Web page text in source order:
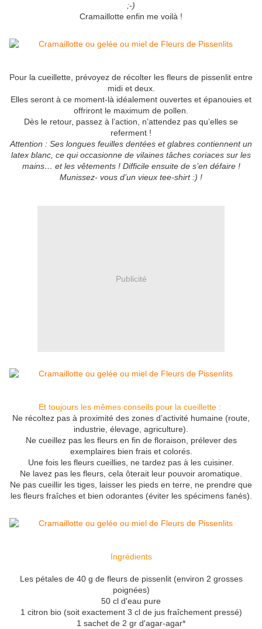
;-)
Cramaillotte enfin me voilà !
Pour la cueillette, prévoyez de récolter les fleurs de pissenlit entre
midi et deux.
Elles seront à ce moment-là idéalement ouvertes et épanouies et
offriront le maximum de pollen.
Dès le retour, passez à l’action, n’attendez pas qu’elles se
referment !
Attention : Ses longues feuilles dentées et glabres contiennent un
latex blanc, ce qui occasionne de vilaines tâches coriaces sur les
mains… et les vêtements ! Difficile ensuite de s’en défaire !
Munissez- vous d’un vieux tee-shirt :) !
Publicité
Et toujours les mêmes conseils pour la cueillette :
Ne récoltez pas à proximité des zones d’activité humaine (route,
industrie, élevage, agriculture).
Ne cueillez pas les fleurs en fin de floraison, prélever des
exemplaires bien frais et colorés.
Une fois les fleurs cueillies, ne tardez pas à les cuisiner.
Ne lavez pas les fleurs, cela ôterait leur pouvoir aromatique.
Ne pas cueillir les tiges, laisser les pieds en terre, ne prendre que
les fleurs fraîches et bien odorantes (éviter les spécimens fanés).
Ingrédients
Les pétales de 40 g de fleurs de pissenlit (environ 2 grosses
poignées)
50 cl d'eau pure
1 citron bio (soit exactement 3 cl de jus fraîchement pressé)
1 sachet de 2 gr d'agar-agar*